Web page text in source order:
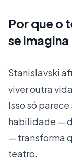
Por que o
se imagina
Stanislavski
viver outra
Isso só
habilidade —
— transforma
teatro.